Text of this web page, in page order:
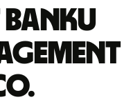
banku